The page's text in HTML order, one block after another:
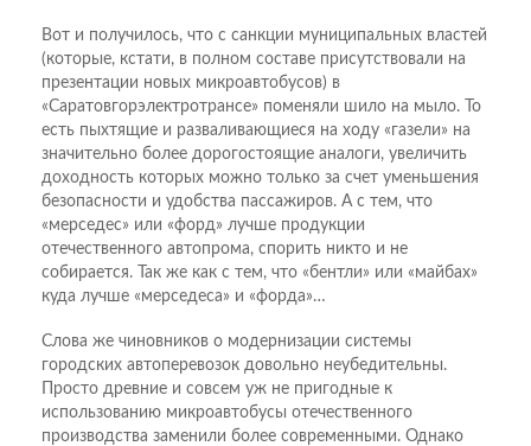
Вот и получилось, что с санкции муниципальных властей
(которые, кстати, в полном составе присутствовали на
презентации новых микроавтобусов) в
«Саратовгорэлектротрансе» поменяли шило на мыло. То
есть пыхтящие и разваливающиеся на ходу «газели» на
значительно более дорогостоящие аналоги, увеличить
доходность которых можно только за счет уменьшения
безопасности и удобства пассажиров. А с тем, что
«мерседес» или «форд» лучше продукции
отечественного автопрома, спорить никто и не
собирается. Так же как с тем, что «бентли» или «майбах»
куда лучше «мерседеса» и «форда»…
Слова же чиновников о модернизации системы
городских автоперевозок довольно неубедительны.
Просто древние и совсем уж не пригодные к
использованию микроавтобусы отечественного
производства заменили более современными. Однако